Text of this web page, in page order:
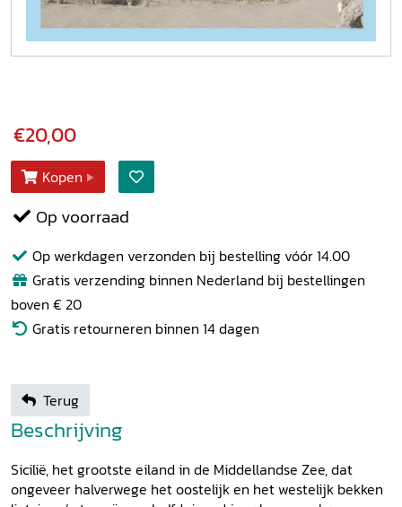
€20,00
Kopen
Op voorraad
Op werkdagen verzonden bij bestelling vóór 14.00
Gratis verzending binnen Nederland bij bestellingen
boven € 20
Gratis retourneren binnen 14 dagen
Terug
Beschrijving
Sicilië, het grootste eiland in de Middellandse Zee, dat
ongeveer halverwege het oostelijk en het westelijk bekken